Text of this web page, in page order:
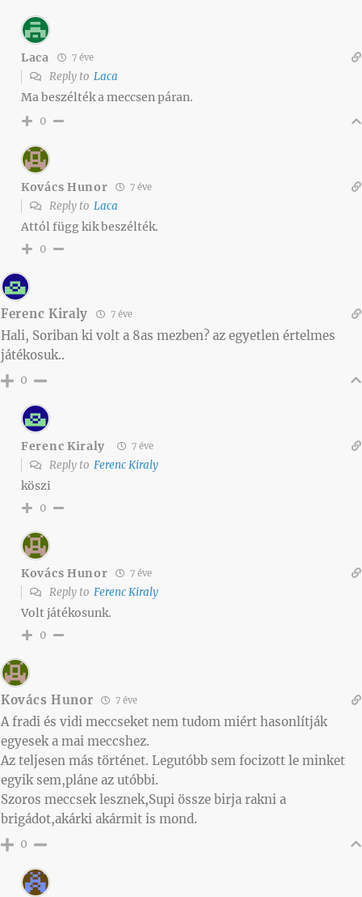
Laca 7 éve
Reply to Laca
Ma beszélték a meccsen páran.
0
Kovács Hunor 7 éve
Reply to Laca
Attól függ kik beszélték.
0
Ferenc Kiraly 7 éve
Hali, Soriban ki volt a 8as mezben? az egyetlen értelmes
játékosuk..
0
Ferenc Kiraly 7 éve
Reply to Ferenc Kiraly
köszi
0
Kovács Hunor 7 éve
Reply to Ferenc Kiraly
Volt játékosunk.
0
Kovács Hunor 7 éve
A fradi és vidi meccseket nem tudom miért hasonlítják
egyesek a mai meccshez.
Az teljesen más történet. Legutóbb sem focizott le minket
egyik sem,pláne az utóbbi.
Szoros meccsek lesznek,Supi össze birja rakni a
brigádot,akárki akármit is mond.
0